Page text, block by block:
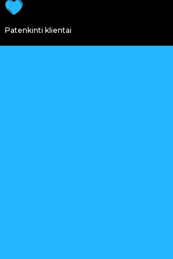
Patenkinti klientai